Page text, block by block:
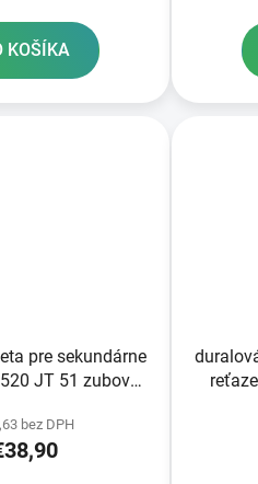
KOŠÍKA
pre sekundárne
JT 51 zubov
bez DPH